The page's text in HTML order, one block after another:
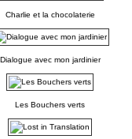
Charlie et la chocolaterie
Dialogue avec mon jardinier
Les Bouchers verts